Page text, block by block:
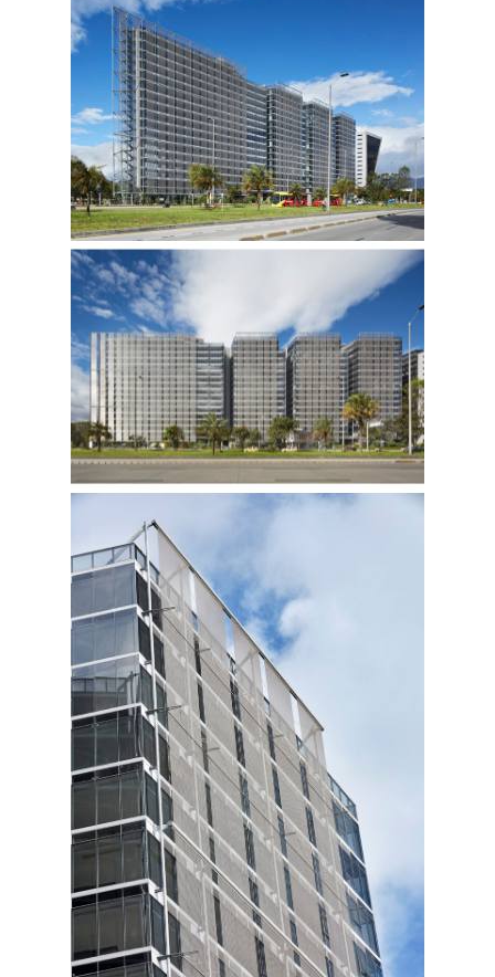
ELEMENTO
Localización:
26
#69ª-76
Bogotá,
Colombía
Entidad
Promotora
aplica):
Prabyc
Ingenieros
Diseño:
Bernal
Arquitectos
–
Arq.
Fernando
Director(es)
de
Proyecto:
Arq.
Vasquez-
Arq.
Constanza
Gómez